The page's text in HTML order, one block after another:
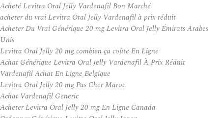
Acheté Levitra Oral Jelly Vardenafil Bon Marché
acheter du vrai Levitra Oral Jelly Vardenafil à prix réduit
Acheter Du Vrai Générique 20 mg Levitra Oral Jelly Émirats Arabes
Unis
Levitra Oral Jelly 20 mg combien ça coûte En Ligne
Achat Générique Levitra Oral Jelly Vardenafil À Prix Réduit
Vardenafil Achat En Ligne Belgique
Levitra Oral Jelly 20 mg Pas Cher Maroc
Achat Vardenafil Generic
Acheter Levitra Oral Jelly 20 mg En Ligne Canada